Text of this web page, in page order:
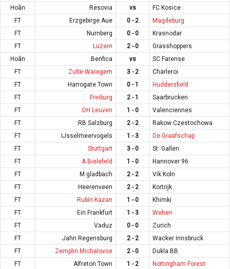
Hoãn
Resovia vs
FC Kosice
FT
Erzgebirge Aue 0 - 2
Magdeburg
FT
Nurnberg 0 - 0
Krasnodar
FT
Luzern 2 - 0
Grasshoppers
Hoãn
Benfica vs
SC Farense
FT
Zulte-Waregem 3 - 2
Charleroi
FT
Harrogate Town 0 - 1
Huddersfield
FT
Freiburg 2 - 1
Saarbrucken
FT
OH Leuven 1 - 0
Valenciennes
FT
RB Salzburg 2 - 2
Rakow Czestochowa
FT
IJsselmeervogels 1 - 3
De Graafschap
FT
Stuttgart 3 - 0
St. Gallen
FT
A.Bielefeld 1 - 0
Hannover 96
FT
M.gladbach 2 - 2
Vik.Koln
FT
Heerenveen 2 - 2
Kortrijk
FT
Rubin Kazan 1 - 0
Khimki
FT
Ein.Frankfurt 1 - 3
Wehen
FT
Vaduz 0 - 0
Zurich
FT
Jahn Regensburg 2 - 2
Wacker Innsbruck
FT
Zemplin Michalovce 2 - 0
Dukla BB
FT
Alfreton Town 1 - 2
Nottingham Forest